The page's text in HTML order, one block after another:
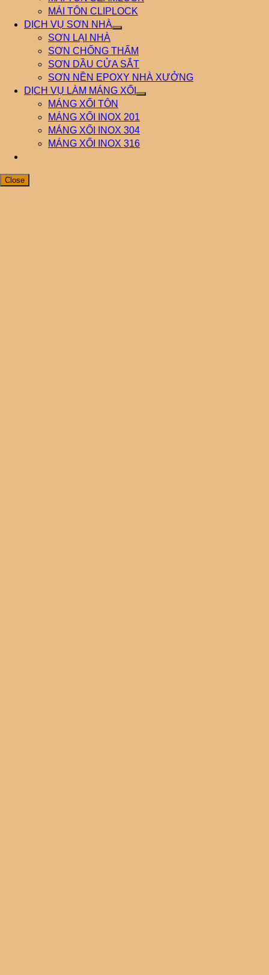
MÁI TÔN CLIPLOCK
DỊCH VỤ SƠN NHÀ
SƠN LẠI NHÀ
SƠN CHỐNG THẤM
SƠN DẦU CỬA SẮT
SƠN NỀN EPOXY NHÀ XƯỞNG
DỊCH VỤ LÀM MÁNG XỐI
MÁNG XỐI TÔN
MÁNG XỐI INOX 201
MÁNG XỐI INOX 304
MÁNG XỐI INOX 316
Close